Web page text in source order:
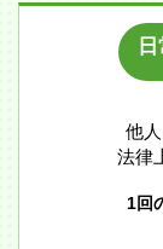
他
法律
1回